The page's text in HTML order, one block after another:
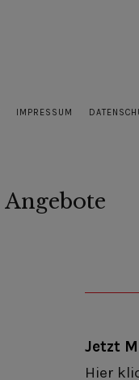
IMPRESSUM
Angebote
Jetzt
Hier